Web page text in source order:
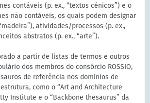
contáveis (p. ex., “textos cénicos”) e o
não contáveis, os quais podem designar
atividades/processos (p. ex.,
abstratos (p. ex., “arte”).
a partir de listas de termos e outros
dos membros do consórcio ROSSIO,
de referência nos domínios de
como o “Art and Architecture
Institute e o “Backbone thesaurus” da